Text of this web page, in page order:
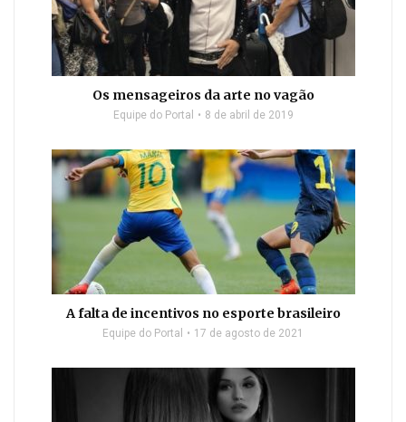
Os mensageiros da arte no vagão
Equipe do Portal 8 de abril de 2019
A falta de incentivos no esporte brasileiro
Equipe do Portal 17 de agosto de 2021